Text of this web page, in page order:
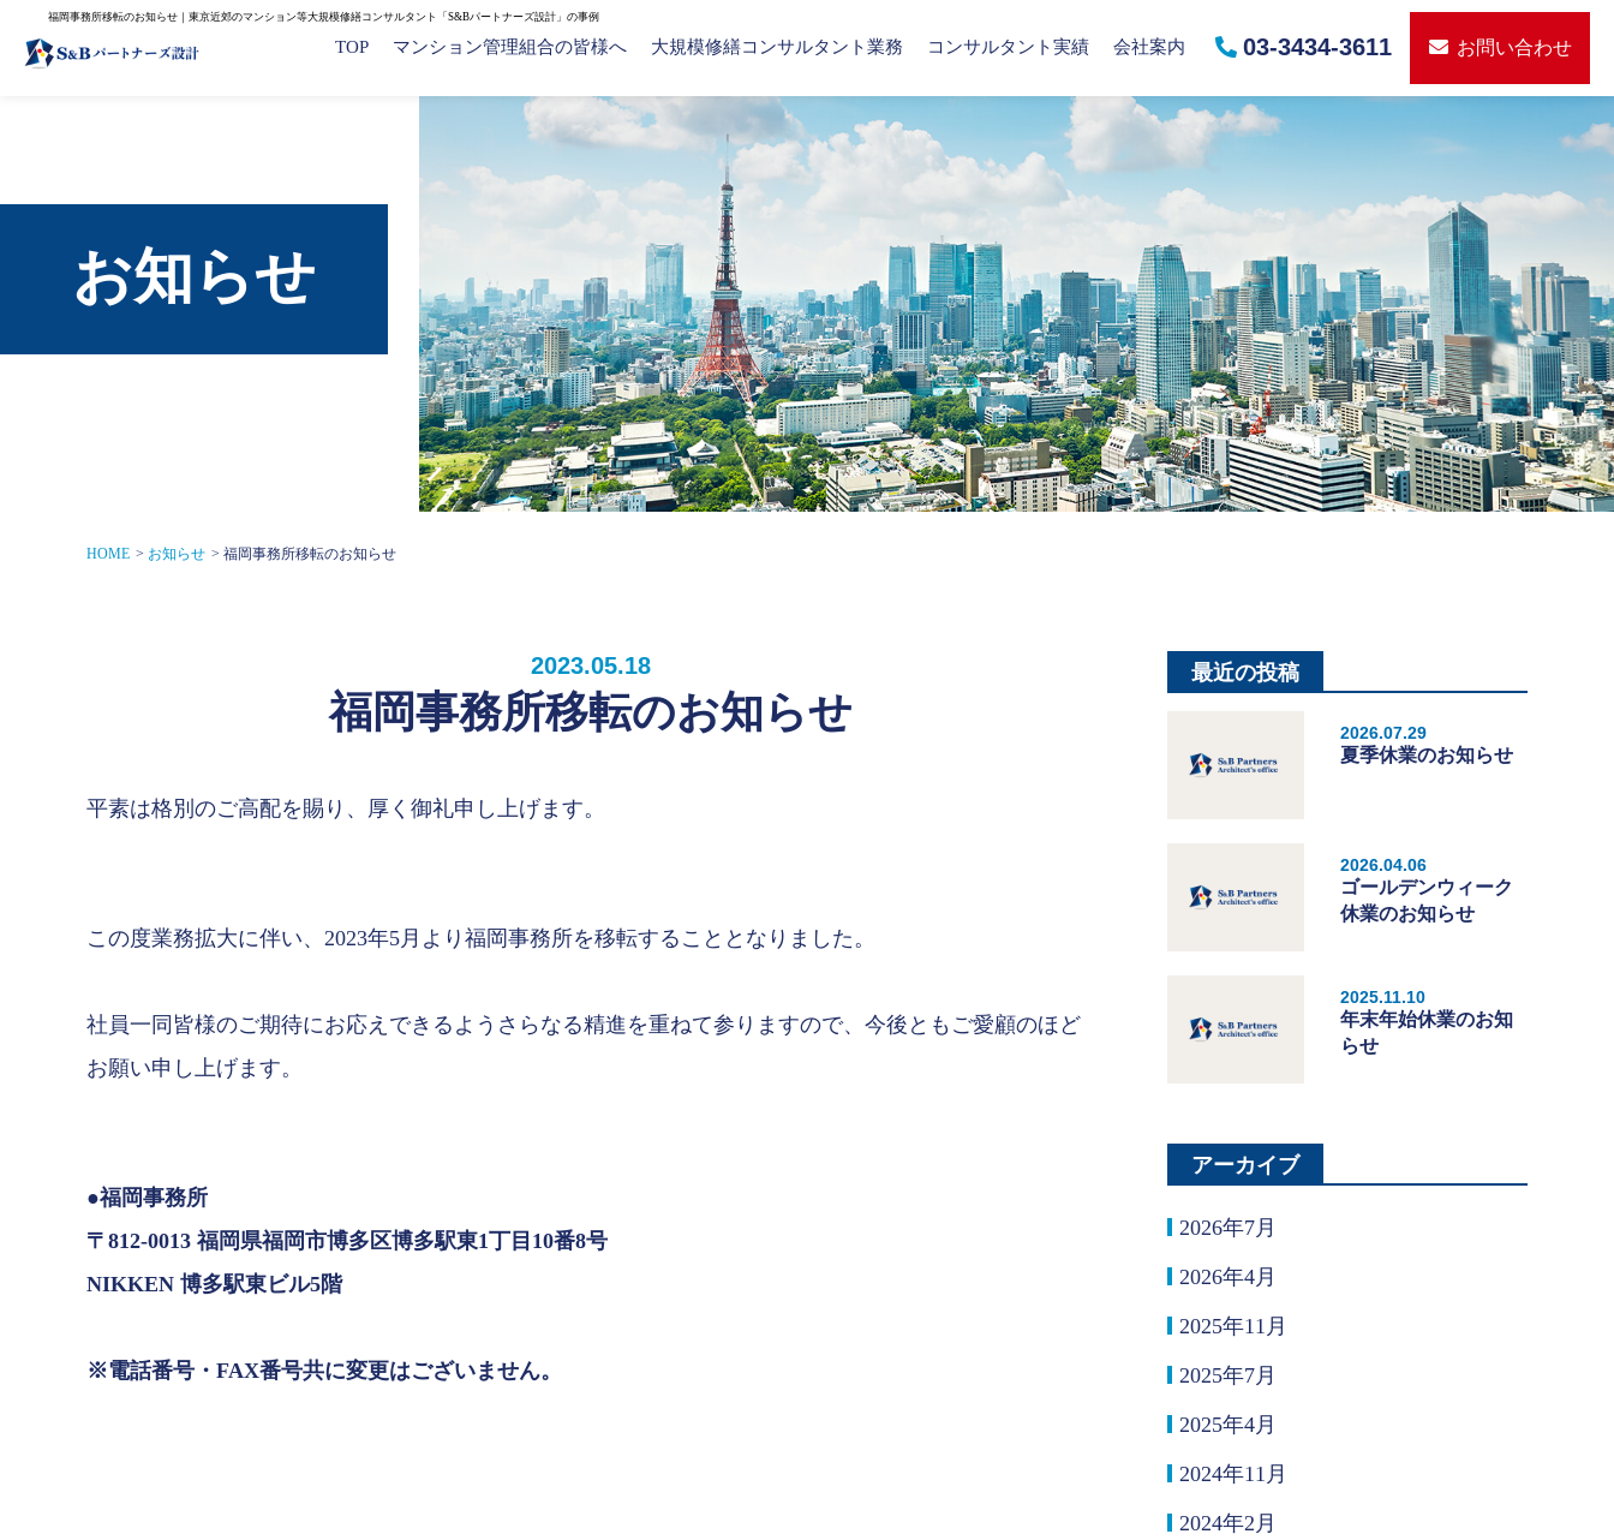
福岡事務所移転のお知らせ｜東京近郊のマンション等大規模修繕コンサルタント「S&Bパートナーズ設計」の事例
TOP マンション管理組合の皆様へ 大規模修繕コンサルタント業務 コンサルタント実績 会社案内 03-3434-3611 お問い合わせ
お知らせ
HOME お知らせ 福岡事務所移転のお知らせ
2023.05.18
福岡事務所移転のお知らせ
平素は格別のご高配を賜り、厚く御礼申し上げます。
この度業務拡大に伴い、2023年5月より福岡事務所を移転することとなりました。
社員一同皆様のご期待にお応えできるようさらなる精進を重ねて参りますので、今後ともご愛顧のほど
お願い申し上げます。
●福岡事務所
〒812-0013 福岡県福岡市博多区博多駅東1丁目10番8号
NIKKEN 博多駅東ビル5階
※電話番号・FAX番号共に変更はございません。
最近の投稿
2026.07.29
夏季休業のお知らせ
2026.04.06
ゴールデンウィーク
休業のお知らせ
2025.11.10
年末年始休業のお知
らせ
アーカイブ
2026年7月
2026年4月
2025年11月
2025年7月
2025年4月
2024年11月
2024年2月